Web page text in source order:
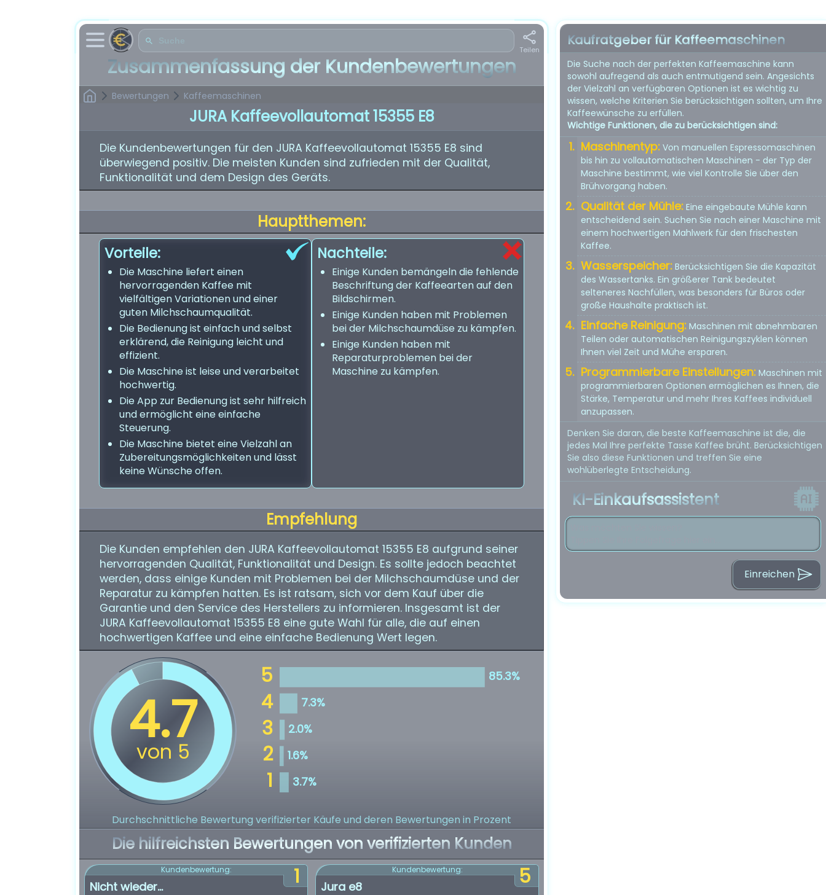
Teilen
Zusammenfassung der Kundenbewertungen
Bewertungen Kaffeemaschinen
JURA Kaffeevollautomat 15355 E8
Die Kundenbewertungen für den JURA Kaffeevollautomat 15355 E8 sind
überwiegend positiv. Die meisten Kunden sind zufrieden mit der Qualität,
Funktionalität und dem Design des Geräts.
Hauptthemen:
Vorteile:
Die Maschine liefert einen
hervorragenden Kaffee mit
vielfältigen Variationen und einer
guten Milchschaumqualität.
Die Bedienung ist einfach und selbst
erklärend, die Reinigung leicht und
effizient.
Die Maschine ist leise und verarbeitet
hochwertig.
Die App zur Bedienung ist sehr hilfreich
und ermöglicht eine einfache
Steuerung.
Die Maschine bietet eine Vielzahl an
Zubereitungsmöglichkeiten und lässt
keine Wünsche offen.
Nachteile:
Einige Kunden bemängeln die fehlende
Beschriftung der Kaffeearten auf den
Bildschirmen.
Einige Kunden haben mit Problemen
bei der Milchschaumdüse zu kämpfen.
Einige Kunden haben mit
Reparaturproblemen bei der
Maschine zu kämpfen.
Empfehlung
Die Kunden empfehlen den JURA Kaffeevollautomat 15355 E8 aufgrund seiner
hervorragenden Qualität, Funktionalität und Design. Es sollte jedoch beachtet
werden, dass einige Kunden mit Problemen bei der Milchschaumdüse und der
Reparatur zu kämpfen hatten. Es ist ratsam, sich vor dem Kauf über die
Garantie und den Service des Herstellers zu informieren. Insgesamt ist der
JURA Kaffeevollautomat 15355 E8 eine gute Wahl für alle, die auf einen
hochwertigen Kaffee und eine einfache Bedienung Wert legen.
Durchschnittliche Bewertung verifizierter Käufe und deren Bewertungen in Prozent
Die hilfreichsten Bewertungen von verifizierten Kunden
1
Kundenbewertung:
Nicht wieder... 5
Kundenbewertung:
Jura e8
Kaufratgeber für Kaffeemaschinen
Die Suche nach der perfekten Kaffeemaschine kann
sowohl aufregend als auch entmutigend sein. Angesichts
der Vielzahl an verfügbaren Optionen ist es wichtig zu
wissen, welche Kriterien Sie berücksichtigen sollten, um Ihre
Kaffeewünsche zu erfüllen.
Wichtige Funktionen, die zu berücksichtigen sind:
Maschinentyp: Von manuellen Espressomaschinen
bis hin zu vollautomatischen Maschinen - der Typ der
Maschine bestimmt, wie viel Kontrolle Sie über den
Brühvorgang haben.
Qualität der Mühle: Eine eingebaute Mühle kann
entscheidend sein. Suchen Sie nach einer Maschine mit
einem hochwertigen Mahlwerk für den frischesten
Kaffee.
Wasserspeicher: Berücksichtigen Sie die Kapazität
des Wassertanks. Ein größerer Tank bedeutet
selteneres Nachfüllen, was besonders für Büros oder
große Haushalte praktisch ist.
Einfache Reinigung: Maschinen mit abnehmbaren
Teilen oder automatischen Reinigungszyklen können
Ihnen viel Zeit und Mühe ersparen.
Programmierbare Einstellungen: Maschinen mit
programmierbaren Optionen ermöglichen es Ihnen, die
Stärke, Temperatur und mehr Ihres Kaffees individuell
anzupassen.
Denken Sie daran, die beste Kaffeemaschine ist die, die
jedes Mal Ihre perfekte Tasse Kaffee brüht. Berücksichtigen
Sie also diese Funktionen und treffen Sie eine
wohlüberlegte Entscheidung.
KI-Einkaufsassistent
Einreichen